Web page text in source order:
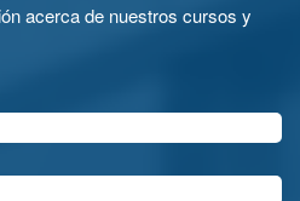
acerca de nuestros cursos y